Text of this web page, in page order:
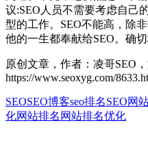
议:SEO人员不需要考虑自己
型的工作。SEO不能高，除
他的一生都奉献给SEO。确
原创文章，作者：凌哥SEO
https://www.seoxyg.com/
SEOSEO博客seo排名SEO网
化网站排名 网站排名优化